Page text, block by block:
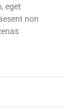
eget
non